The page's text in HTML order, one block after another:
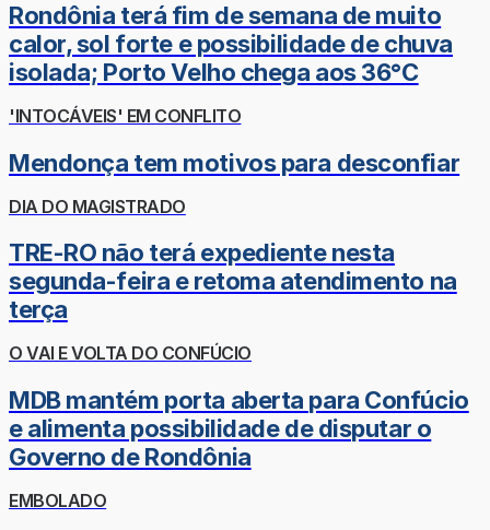
Rondônia terá fim de semana de muito
calor, sol forte e possibilidade de chuva
isolada; Porto Velho chega aos 36°C
'INTOCÁVEIS' EM CONFLITO
Mendonça tem motivos para desconfiar
DIA DO MAGISTRADO
TRE-RO não terá expediente nesta
segunda-feira e retoma atendimento na
terça
O VAI E VOLTA DO CONFÚCIO
MDB mantém porta aberta para Confúcio
e alimenta possibilidade de disputar o
Governo de Rondônia
EMBOLADO